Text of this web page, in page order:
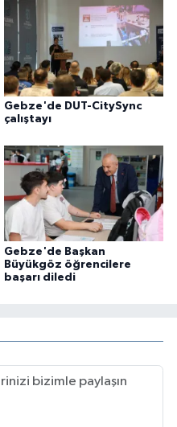
Gebze'de DUT-CitySync
çalıştayı
Gebze'de Başkan
Büyükgöz öğrencilere
başarı diledi